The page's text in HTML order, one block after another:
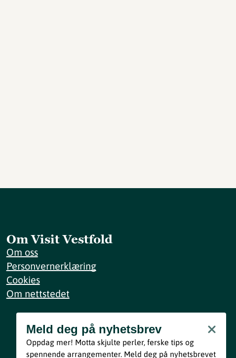
Om Visit Vestfold
Om oss
Personvernerklæring
Cookies
Om nettstedet
Meld deg på nyhetsbrev
Bli med
Meld deg på nyhetsbrev
Oppdag mer! Motta skjulte perler, ferske tips og
spennende arrangementer. Meld deg på nyhetsbrevet